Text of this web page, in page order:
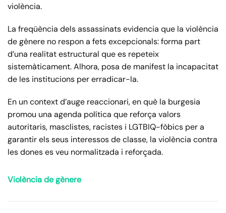
violència.
La freqüència dels assassinats evidencia que la violència
de gènere no respon a fets excepcionals: forma part
d’una realitat estructural que es repeteix
sistemàticament. Alhora, posa de manifest la incapacitat
de les institucions per erradicar-la.
En un context d’auge reaccionari, en què la burgesia
promou una agenda política que reforça valors
autoritaris, masclistes, racistes i LGTBIQ-fòbics per a
garantir els seus interessos de classe, la violència contra
les dones es veu normalitzada i reforçada.
Violència de gènere